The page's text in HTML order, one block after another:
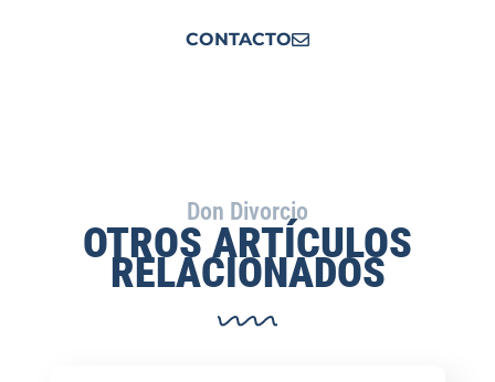
CONTACTO
Don Divorcio
OTROS ARTÍCULOS
RELACIONADOS